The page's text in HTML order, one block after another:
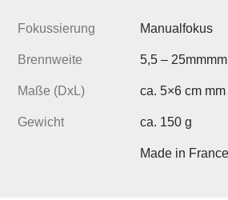
Fokussierung Manualfokus
Brennweite 5,5 – 25mmmm
Maße (DxL) ca. 5×6 cm mm
Gewicht ca. 150 g
Made in France